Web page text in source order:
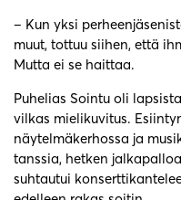
– Kun yksi
muut, tottuu siihen, että
Mutta ei se haittaa.
Puhelias Sointu oli
vilkas mielikuvitus.
näytelmäkerhossa ja
tanssia, hetken
suhtautui